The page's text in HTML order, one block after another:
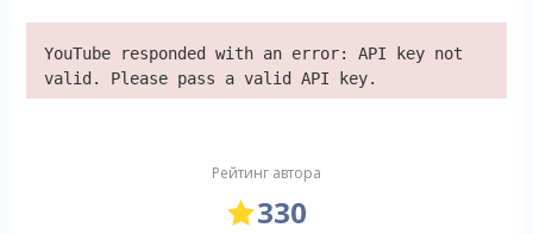
YouTube responded with an error: API key not
valid. Please pass a valid API key.
Рейтинг автора
330